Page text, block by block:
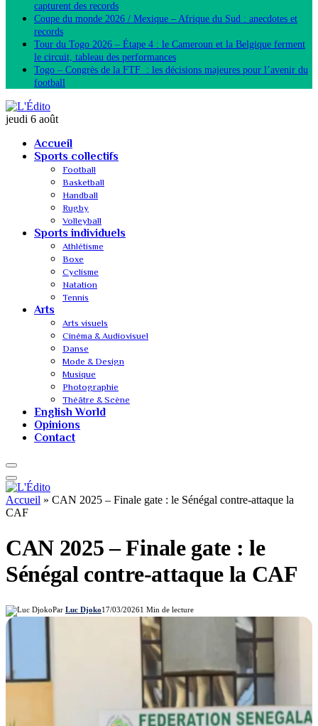
capturent des records
Coupe du monde 2026 / Mexique – Afrique du Sud : anecdotes et
records
Tour du Togo 2026 – Étape 4 : le Cameroun et la Belgique ferment
le circuit, tableau des performances
Togo – Congrès de la FTF : les décisions majeures pour l’avenir du
football
jeudi 6 août
Accueil
Sports collectifs
Football
Basketball
Handball
Rugby
Volleyball
Sports individuels
Athlétisme
Boxe
Cyclisme
Natation
Tennis
Arts
Arts visuels
Cinéma & Audiovisuel
Danse
Mode & Design
Musique
Photographie
Théâtre & Scène
English World
Opinions
Contact
Accueil » CAN 2025 – Finale gate : le Sénégal contre-attaque la
CAF
CAN 2025 – Finale gate : le
Sénégal contre-attaque la CAF
Par Luc Djoko17/03/20261 Min de lecture